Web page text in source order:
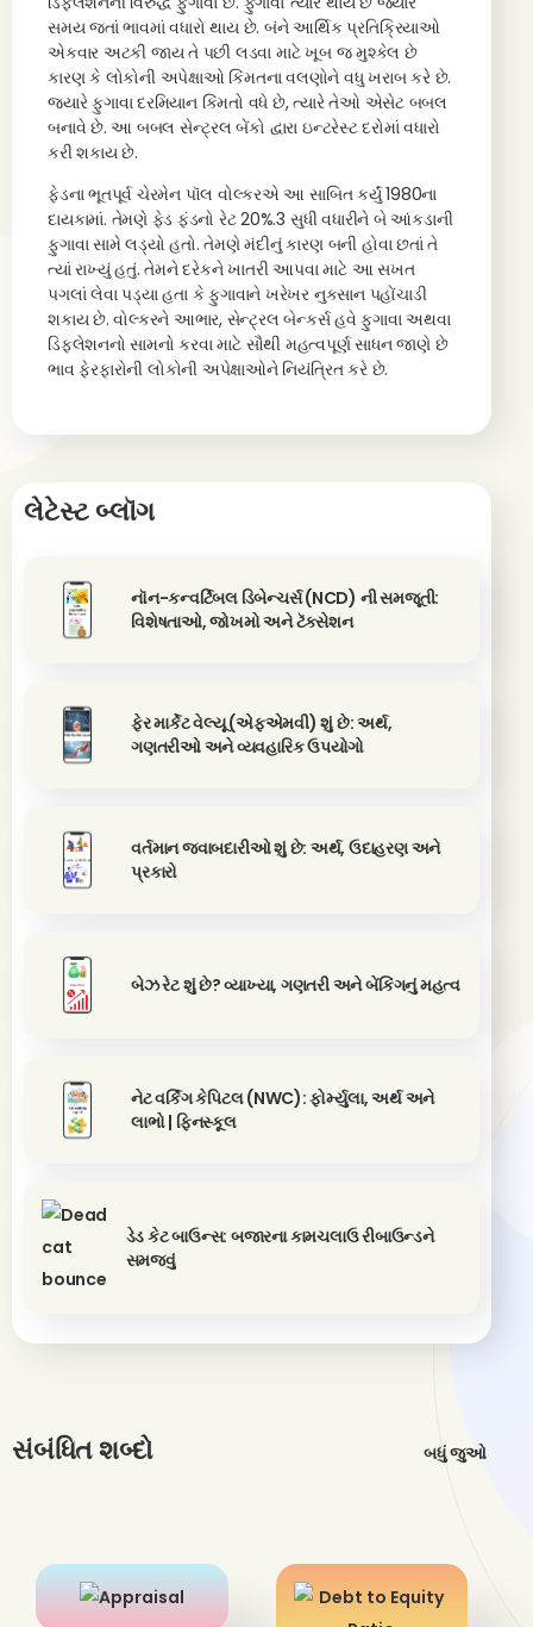
સમય જતાં ભાવમાં વધારો થાય છે. બંને આર્થિક પ્રતિક્રિયાઓ
એકવાર અટકી જાય તે પછી લડવા માટે ખૂબ જ મુશ્કેલ છે
કારણ કે લોકોની અપેક્ષાઓ કિંમતના વલણોને વધુ ખરાબ કરે છે.
જ્યારે ફુગાવા દરમિયાન કિંમતો વધે છે, ત્યારે તેઓ એસેટ બબલ
બનાવે છે. આ બબલ સેન્ટ્રલ બેંકો દ્વારા ઇન્ટરેસ્ટ દરોમાં વધારો
કરી શકાય છે.
ફેડના ભૂતપૂર્વ ચેરમેન પૉલ વોલ્કરએ આ સાબિત કર્યું 1980ના
દાયકામાં. તેમણે ફેડ ફંડનો રેટ 20%.3 સુધી વધારીને બે આંકડાની
ફુગાવા સામે લડ્યો હતો. તેમણે મંદીનું કારણ બની હોવા છતાં તે
ત્યાં રાખ્યું હતું. તેમને દરેકને ખાતરી આપવા માટે આ સખત
પગલાં લેવા પડ્યા હતા કે ફુગાવાને ખરેખર નુકસાન પહોંચાડી
શકાય છે. વોલ્કરને આભાર, સેન્ટ્રલ બેન્કર્સ હવે ફુગાવા અથવા
ડિફ્લેશનનો સામનો કરવા માટે સૌથી મહત્વપૂર્ણ સાધન જાણે છે
ભાવ ફેરફારોની લોકોની અપેક્ષાઓને નિયંત્રિત કરે છે.
લેટેસ્ટ બ્લૉગ
નૉન-કન્વર્ટિબલ ડિબેન્ચર્સ (NCD) ની સમજૂતી:
વિશેષતાઓ, જોખમો અને ટૅક્સેશન
ફેર માર્કેટ વેલ્યૂ (એફએમવી) શું છે: અર્થ,
ગણતરીઓ અને વ્યવહારિક ઉપયોગો
વર્તમાન જવાબદારીઓ શું છે: અર્થ, ઉદાહરણ અને
પ્રકારો
બેઝ રેટ શું છે? વ્યાખ્યા, ગણતરી અને બેંકિંગનું મહત્વ
નેટ વર્કિંગ કેપિટલ (NWC): ફોર્મ્યુલા, અર્થ અને
લાભો | ફિનસ્કૂલ
ડેડ કેટ બાઉન્સ: બજારના કામચલાઉ રીબાઉન્ડને
સમજવું
સંબંધિત શબ્દો બધું જુઓ